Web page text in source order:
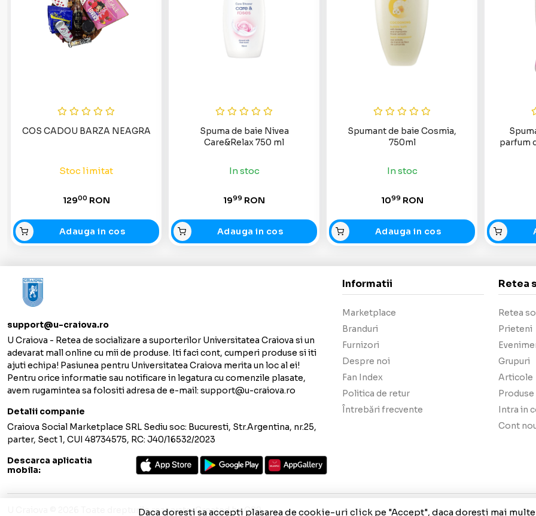
Daca doresti sa accepti plasarea de cookie-uri click pe "Accept", daca doresti mai
COS CADOU BARZA NEAGRA
Stoc limitat
12900RON
Adauga in cos
Spuma de baie Nivea
Care&Relax 750 ml
In stoc
1999 RON
Adauga in cos
Spumant de baie Cosmia,
750ml
In stoc
1099RON
Adauga in cos
parfum
support@u-craiova.ro
U Craiova - Retea de socializare a suporterilor Universitatea Craiova si un
adevarat mall online cu mii de produse. Iti faci cont, cumperi produse si iti
ajuti echipa! Pasiunea pentru Universitatea Craiova merita un loc al ei!
Pentru orice informatie sau notificare in legatura cu comenzile plasate,
avem rugamintea sa folositi adresa de e-mail: support@u-craiova.ro
Detalii companie
Craiova Social Marketplace SRL Sediu soc: Bucuresti, Str.Argentina, nr.25,
parter, Sect 1, CUI 48734575, RC: J40/16532/2023
Descarca aplicatia
mobila:
Informatii
Marketplace
Branduri
Furnizori
Despre noi
Fan Index
Politica de retur
Întrebări frecvente
Retea
Retea
Prieteni
Grupuri
Articole
Intra in
Cont
U Craiova © 2026 Toate drepturile rezervate.Created by G99